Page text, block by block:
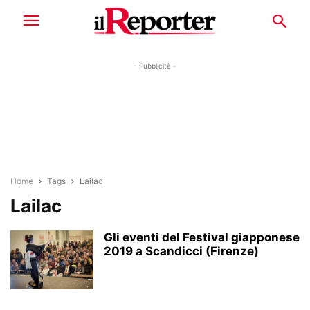
- Pubblicità -
Home Tags Lailac
Lailac
Gli eventi del Festival giapponese
2019 a Scandicci (Firenze)